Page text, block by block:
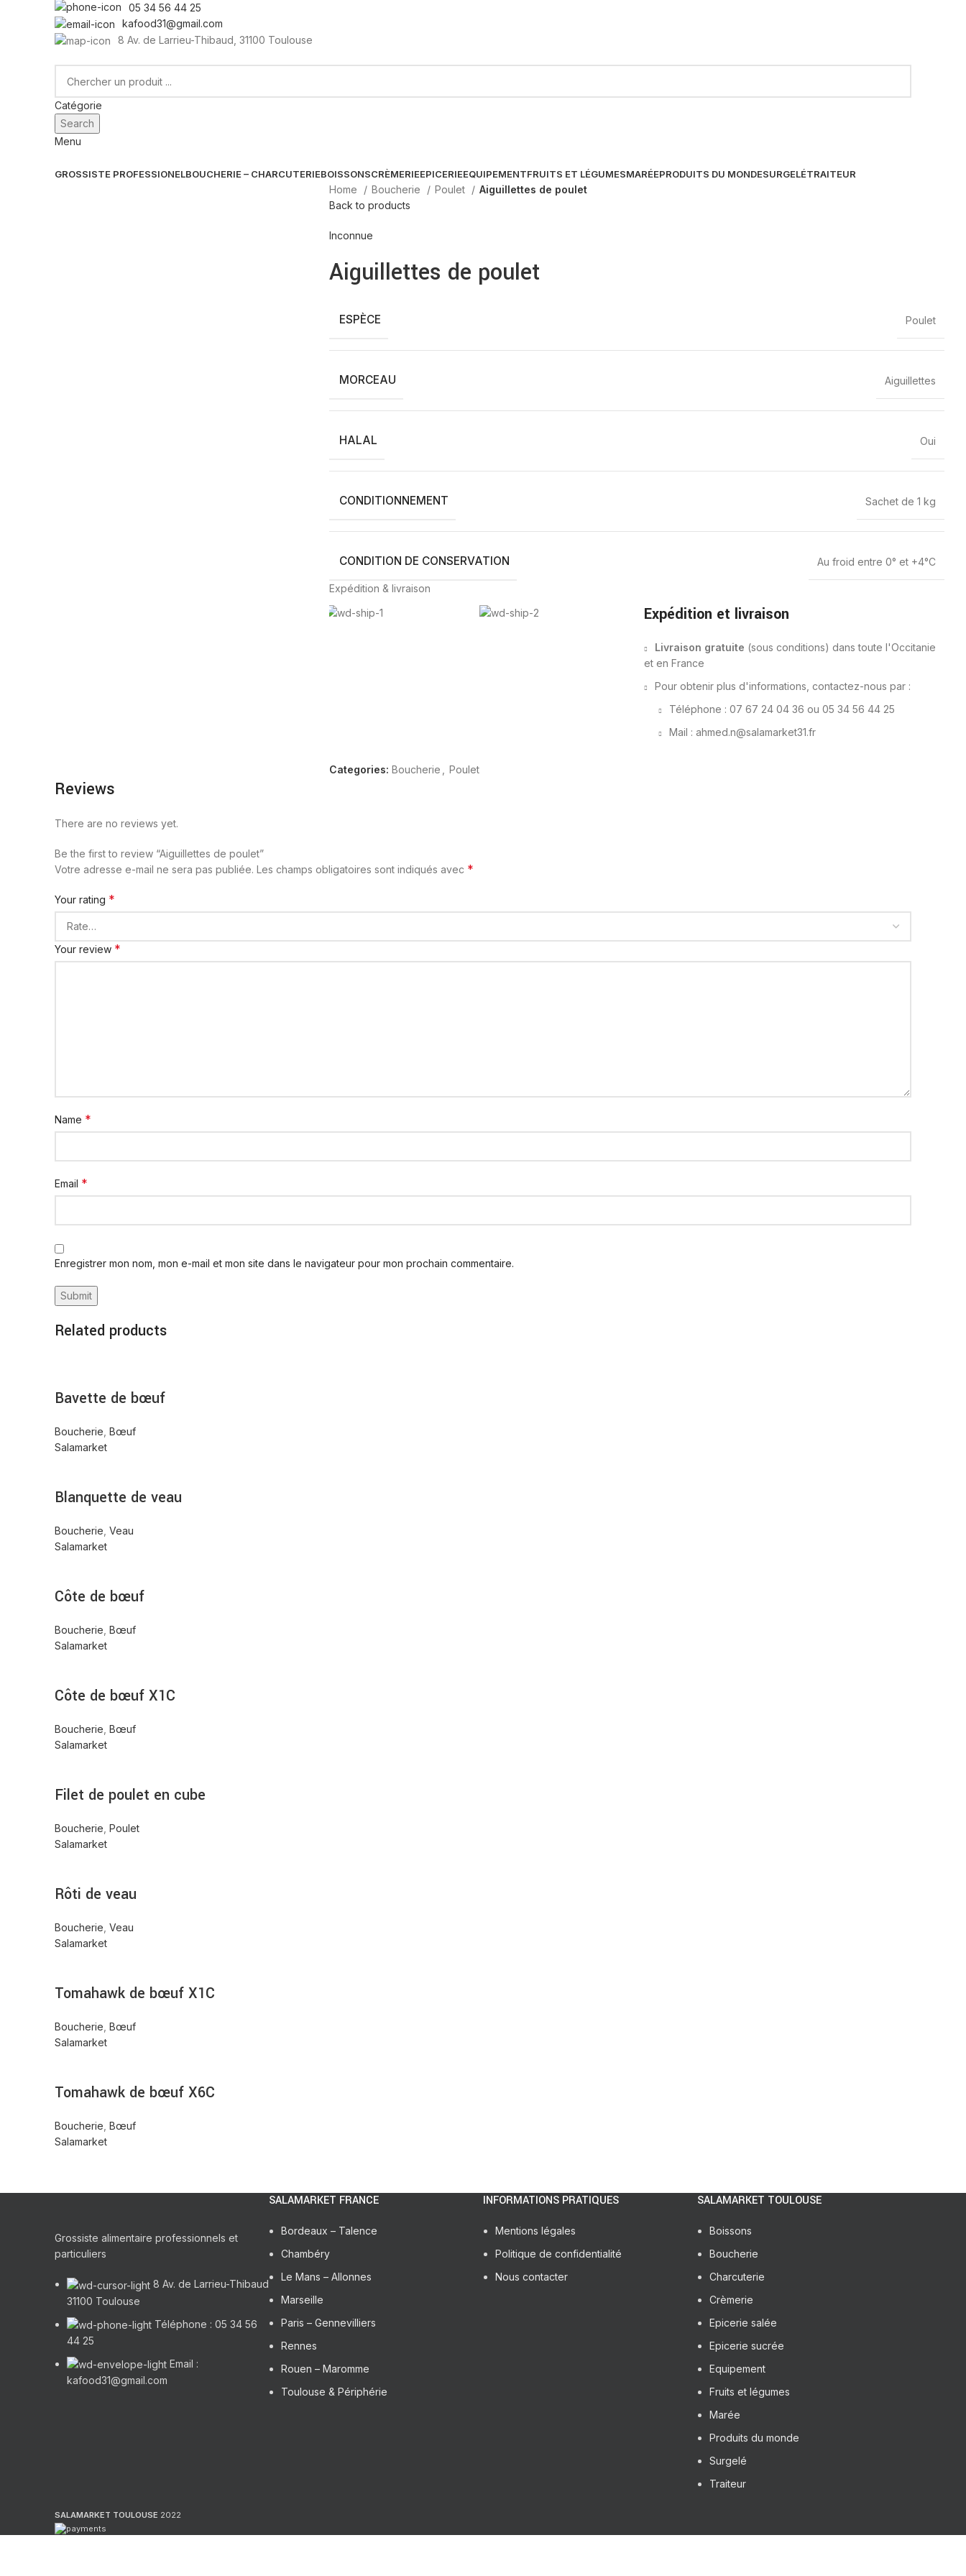
05 34 56 44 25
kafood31@gmail.com
8 Av. de Larrieu-Thibaud, 31100 Toulouse
Catégorie
Search
Menu
GROSSISTE PROFESSIONELBOUCHERIE – CHARCUTERIEBOISSONSCRÈMERIEEPICERIEEQUIPEMENTFRUITS ET LÉGUMESMARÉEPRODUITS DU MONDESURGELÉTRAITEUR
Home Boucherie Poulet
Aiguillettes de poulet
Back to products
Inconnue
Aiguillettes de poulet
ESPÈCE Poulet
MORCEAU Aiguillettes
HALAL Oui
CONDITIONNEMENT Sachet de 1 kg
CONDITION DE CONSERVATION Au froid entre 0° et +4°C
Expédition & livraison
Expédition et livraison
Livraison gratuite (sous conditions) dans toute l'Occitanie
et en France
Pour obtenir plus d'informations, contactez-nous par :
Téléphone : 07 67 24 04 36 ou 05 34 56 44 25
Mail : ahmed.n@salamarket31.fr
Categories: Boucherie Poulet
Reviews
There are no reviews yet.
Be the first to review “Aiguillettes de poulet”
Votre adresse e-mail ne sera pas publiée. Les champs obligatoires sont indiqués avec *
Your rating *
Your review *
Name *
Email *
Enregistrer mon nom, mon e-mail et mon site dans le navigateur pour mon prochain commentaire.
Related products
Bavette de bœuf
Boucherie Bœuf
Salamarket
Blanquette de veau
Boucherie Veau
Salamarket
Côte de bœuf
Boucherie Bœuf
Salamarket
Côte de bœuf X1C
Boucherie Bœuf
Salamarket
Filet de poulet en cube
Boucherie Poulet
Salamarket
Rôti de veau
Boucherie Veau
Salamarket
Tomahawk de bœuf X1C
Boucherie Bœuf
Salamarket
Tomahawk de bœuf X6C
Boucherie Bœuf
Salamarket
Grossiste alimentaire professionnels et
particuliers
8 Av. de Larrieu-Thibaud
31100 Toulouse
Téléphone : 05 34 56
44 25
Email :
kafood31@gmail.com
SALAMARKET FRANCE
Bordeaux – Talence
Chambéry
Le Mans – Allonnes
Marseille
Paris – Gennevilliers
Rennes
Rouen – Maromme
Toulouse & Périphérie
INFORMATIONS PRATIQUES
Mentions légales
Politique de confidentialité
Nous contacter
SALAMARKET TOULOUSE
Boissons
Boucherie
Charcuterie
Crèmerie
Epicerie salée
Epicerie sucrée
Equipement
Fruits et légumes
Marée
Produits du monde
Surgelé
Traiteur
SALAMARKET TOULOUSE 2022